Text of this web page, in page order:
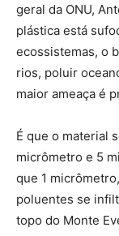
geral da ONU,
plástica está
ecossistemas, o
rios, poluir
maior ameaça é
É que o material
micrômetro e 5
que 1
poluentes se
topo do Monte